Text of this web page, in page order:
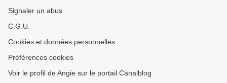
Signaler un abus
C.G.U.
Cookies et données personnelles
Préférences cookies
Voir le profil de Angie sur le portail Canalblog